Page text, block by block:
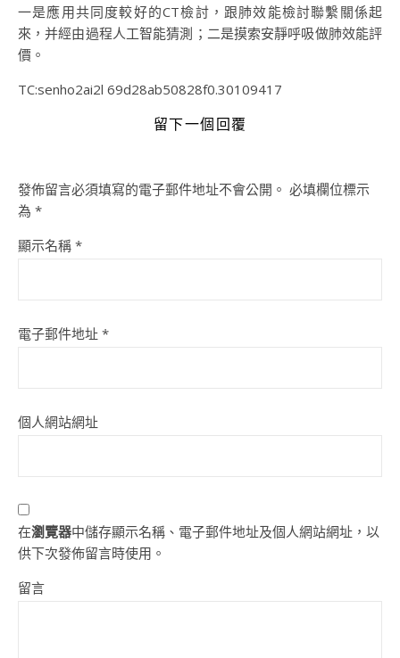
一是應用共同度較好的CT檢討，跟肺效能檢討聯繫關係起
來，并經由過程人工智能猜測；二是摸索安靜呼吸做肺效能評
價。
TC:senho2ai2l 69d28ab50828f0.30109417
留下一個回覆
發佈留言必須填寫的電子郵件地址不會公開。 必填欄位標示
為 *
顯示名稱 *
電子郵件地址 *
個人網站網址
在瀏覽器中儲存顯示名稱、電子郵件地址及個人網站網址，以
供下次發佈留言時使用。
留言